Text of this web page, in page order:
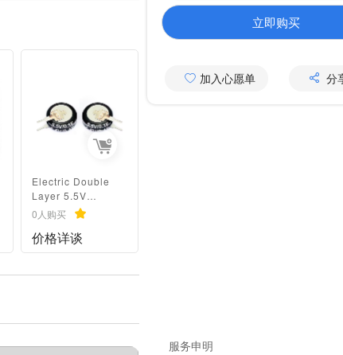
Electric Double
Layer 5.5V
Graphene Farad
Super Capacitor
For Battery
Protection Board
0人购买
价格详谈
立即购买
加入心愿单 分
服务申明